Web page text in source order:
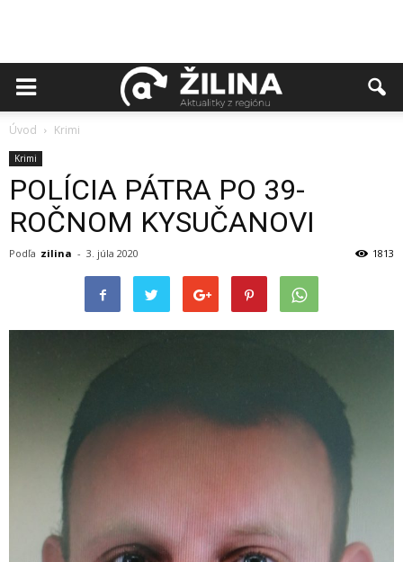
Úvod Krimi
Krimi
POLÍCIA PÁTRA PO 39-
ROČNOM KYSUČANOVI
Podľa zilina - 3. júla 2020 1813